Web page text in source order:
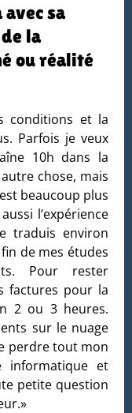
sa
la
ou réalité
conditions et la
Parfois je veux
10h dans la
chose, mais
beaucoup plus
l’expérience
traduis environ
de mes études
Pour rester
factures pour la
2 ou 3 heures.
sur le nuage
perdre tout mon
informatique et
petite question